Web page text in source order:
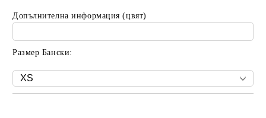
Допълнителна информация (цвят)
Размер Бански: